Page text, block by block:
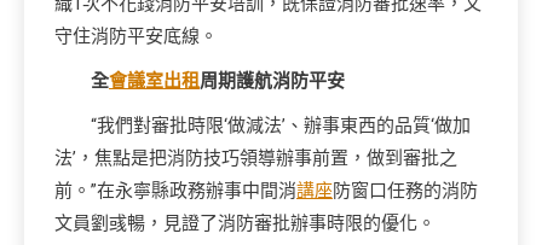
守住消防平安底線。
全會議室出租周期護航消防平安
“我們對審批時限‘做減法’、辦事東西的品質‘做加
法’，焦點是把消防技巧領導辦事前置，做到審批之
前。”在永寧縣政務辦事中間消講座防窗口任務的消防
文員劉彧暢，見證了消防審批辦事時限的優化。